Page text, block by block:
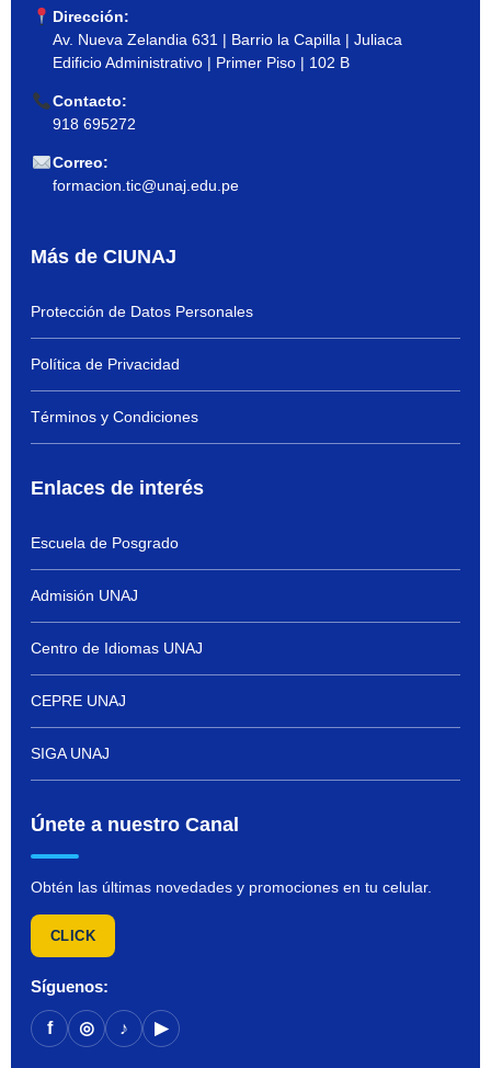
Dirección:
Av. Nueva Zelandia 631 | Barrio la Capilla | Juliaca
Edificio Administrativo | Primer Piso | 102 B
Contacto:
918 695272
Correo:
formacion.tic@unaj.edu.pe
Más de CIUNAJ
Protección de Datos Personales
Política de Privacidad
Términos y Condiciones
Enlaces de interés
Escuela de Posgrado
Admisión UNAJ
Centro de Idiomas UNAJ
CEPRE UNAJ
SIGA UNAJ
Únete a nuestro Canal
Obtén las últimas novedades y promociones en tu celular.
CLICK
Síguenos:
f ◎ ♪ ▶